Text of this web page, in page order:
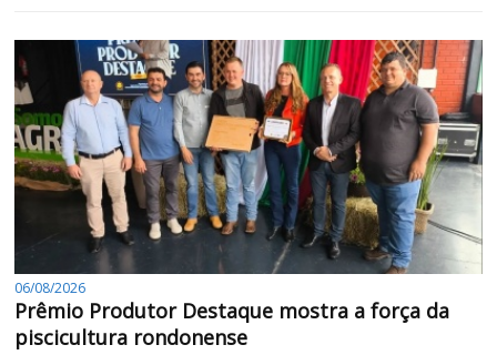
06/08/2026
Prêmio Produtor Destaque mostra a força da
piscicultura rondonense